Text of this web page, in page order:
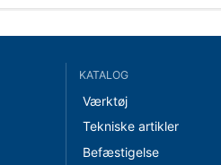
KATALOG
Værktøj
Tekniske artikler
Befæstigelse